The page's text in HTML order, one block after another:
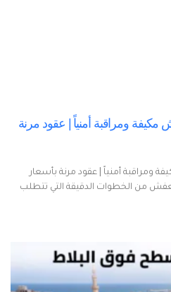
ومراقبة أمنياً | عقود مرنة
أمنياً | عقود مرنة بأسعار
من الخطوات الدقيقة التي تتطلب